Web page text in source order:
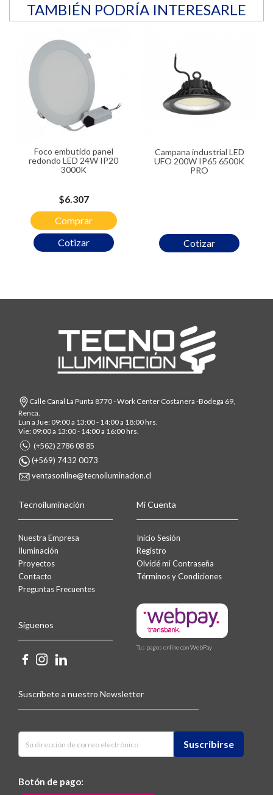
TAMBIÉN PODRÍA INTERESARLE
Foco embutido panel
redondo LED 24W IP20
3000K
Cotizar
Precio
$6.307
Comprar
Campana industrial LED
UFO 200W IP65 6500K
PRO
Cotizar
Calle Canal La Punta 8770 - Work Center Costanera -Bodega 69,
Renca.
Lun a Jue: 09:00 a 13:00 - 14:00 a 18:00 hrs.
Vie: 09:00 a 13:00 - 14:00 a 16:00 hrs.
(+562) 2786 08 85
(+569) 7432 0073
ventasonline@tecnoiluminacion.cl
Tecnoiluminación
Nuestra Empresa
Iluminación
Proyectos
Contacto
Preguntas Frecuentes
Síguenos
Mi Cuenta
Inicio Sesión
Registro
Olvidé mi Contraseña
Términos y Condiciones
Tus pagos online con WebPay
Suscríbete a nuestro Newsletter
Botón de pago: